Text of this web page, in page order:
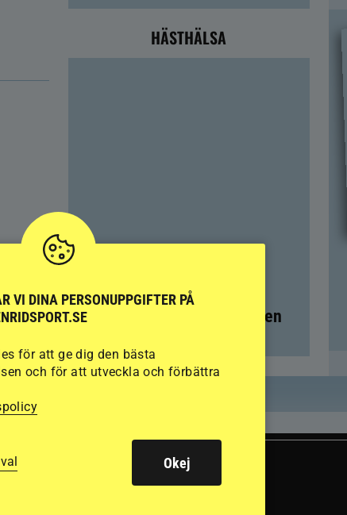
HÄSTHÄLSA
Färre hältor vid lösdrift – men
TRÄNINGSTIPS
VI DINA PERSONUPPGIFTER PÅ
för att ge dig den bästa
och för att utveckla och förbättra
Okej